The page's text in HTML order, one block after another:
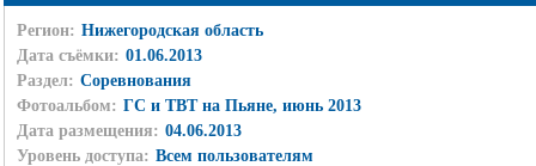
Регион: Нижегородская область
Дата съёмки: 01.06.2013
Раздел: Соревнования
Фотоальбом: ГС и ТВТ на Пьяне, июнь 2013
Дата размещения: 04.06.2013
Уровень доступа: Всем пользователям